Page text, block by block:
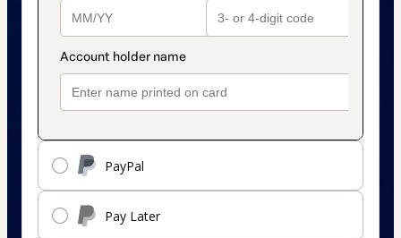
PayPal
Pay Later